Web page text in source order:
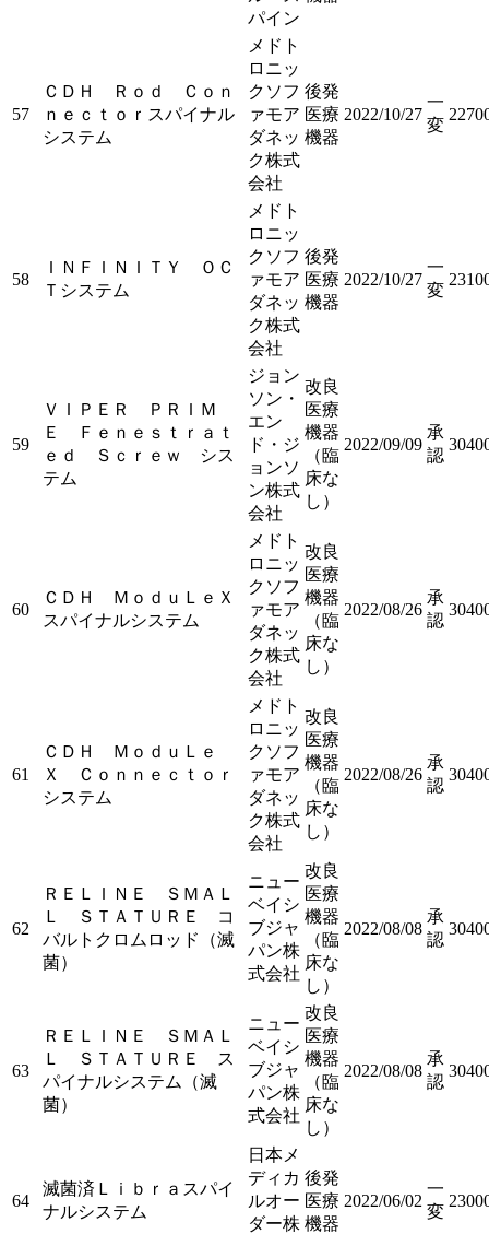
パイン
57
ＣＤＨ Ｒｏｄ Ｃｏｎ
ｎｅｃｔｏｒスパイナル
システム
メドト
ロニッ
クソフ
ァモア
ダネッ
ク株式
会社
後発
医療
機器
2022/10/27
一
変
58
ＩＮＦＩＮＩＴＹ ＯＣ
Ｔシステム
メドト
ロニッ
クソフ
ァモア
ダネッ
ク株式
会社
後発
医療
機器
2022/10/27
一
変
59
ＶＩＰＥＲ ＰＲＩＭ
Ｅ Ｆｅｎｅｓｔｒａｔ
ｅｄ Ｓｃｒｅｗ シス
テム
ジョン
ソン・
エン
ド・ジ
ョンソ
ン株式
会社
改良
医療
機器
（臨
床な
し）
2022/09/09
承
認
60
ＣＤＨ ＭｏｄｕＬｅＸ
スパイナルシステム
メドト
ロニッ
クソフ
ァモア
ダネッ
ク株式
会社
改良
医療
機器
（臨
床な
し）
2022/08/26
承
認
61
ＣＤＨ ＭｏｄｕＬｅ
Ｘ Ｃｏｎｎｅｃｔｏｒ
システム
メドト
ロニッ
クソフ
ァモア
ダネッ
ク株式
会社
改良
医療
機器
（臨
床な
し）
2022/08/26
承
認
62
ＲＥＬＩＮＥ ＳＭＡＬ
Ｌ ＳＴＡＴＵＲＥ コ
バルトクロムロッド（滅
菌）
ニュー
ベイシ
ブジャ
パン株
式会社
改良
医療
機器
（臨
床な
し）
2022/08/08
承
認
63
ＲＥＬＩＮＥ ＳＭＡＬ
Ｌ ＳＴＡＴＵＲＥ ス
パイナルシステム（滅
菌）
ニュー
ベイシ
ブジャ
パン株
式会社
改良
医療
機器
（臨
床な
し）
2022/08/08
承
認
64
滅菌済Ｌｉｂｒａスパイ
ナルシステム
日本メ
ディカ
ルオー
ダー株
後発
医療
機器
2022/06/02
一
変